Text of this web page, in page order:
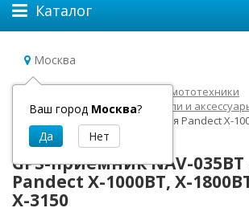
Каталог
Москва
Ваш город Москва?
Главная
Товары для авто и мототехники
Автосигнализации
Модули и
GPS-приёмник NAV-035BT для Pandect X-
3110, X-3150
GPS-приёмник NAV-035BT
Pandect X-1000BT, X-
X-3150